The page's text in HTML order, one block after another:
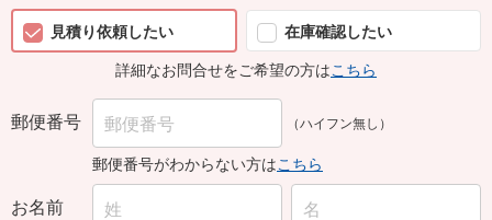
見積り依頼したい
在庫確認したい
詳細なお問合せをご希望の方はこちら
郵便番号 （ハイフン無し）
郵便番号がわからない方はこちら
お名前